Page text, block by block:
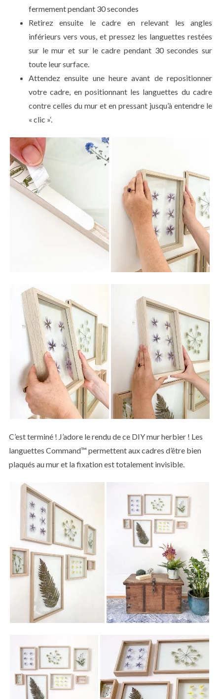
fermement pendant 30 secondes
Retirez ensuite le cadre en relevant les angles
inférieurs vers vous, et pressez les languettes restées
sur le mur et sur le cadre pendant 30 secondes sur
toute leur surface.
Attendez ensuite une heure avant de repositionner
votre cadre, en positionnant les languettes du cadre
contre celles du mur et en pressant jusqu’à entendre le
« clic »‘.
C’est terminé ! J’adore le rendu de ce DIY mur herbier ! Les
languettes Command™ permettent aux cadres d’être bien
plaqués au mur et la fixation est totalement invisible.